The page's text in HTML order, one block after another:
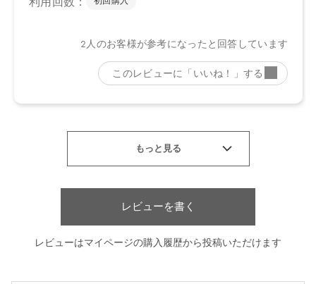
レビューを書く
レビューはマイページの購入履歴から投稿いただけます